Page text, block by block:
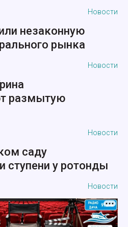
Новости
незаконную
рынка
Новости
размытую
Новости
саду
ступени у ротонды
Новости